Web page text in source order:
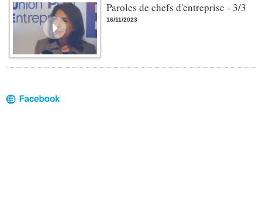
Paroles de chefs d'entreprise - 3/3
16/11/2023